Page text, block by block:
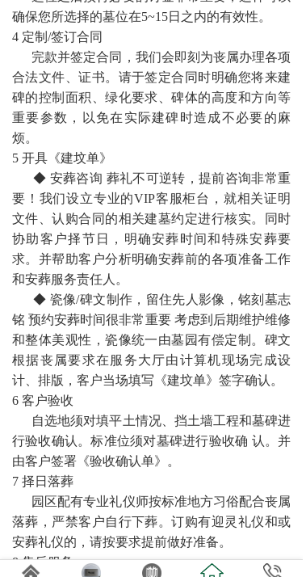
确保您所选择的墓位在5~15日之内的有效性。
4 定制/签订合同
完款并签定合同，我们会即刻为丧属办理各项
合法文件、证书。请于签定合同时明确您将来建
碑的控制面积、绿化要求、碑体的高度和方向等
重要参数，以免在实际建碑时造成不必要的麻
烦。
5 开具《建坟单》
◆ 安葬咨询 葬礼不可逆转，提前咨询非常重
要！我们设立专业的VIP客服柜台，就相关证明
文件、认购合同的相关建墓约定进行核实。同时
协助客户择节日，明确安葬时间和特殊安葬要
求。并帮助客户分析明确安葬前的各项准备工作
和安葬服务责任人。
◆ 瓷像/碑文制作，留住先人影像，铭刻墓志
铭 预约安葬时间很非常重要 考虑到后期维护维修
和整体美观性，瓷像统一由墓园有偿定制。碑文
根据丧属要求在服务大厅由计算机现场完成设
计、排版，客户当场填写《建坟单》签字确认。
6 客户验收
自选地须对填平土情况、挡土墙工程和墓碑进
行验收确认。标准位须对墓碑进行验收确 认。并
由客户签署《验收确认单》。
7 择日落葬
园区配有专业礼仪师按标准地方习俗配合丧属
落葬，严禁客户自行下葬。订购有迎灵礼仪和或
安葬礼仪的，请按要求提前做好准备。
8 售后服务